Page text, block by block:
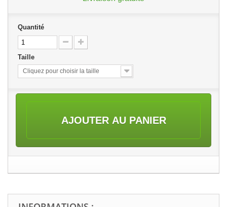
Quantité
Taille
Cliquez pour choisir la taille
AJOUTER AU PANIER